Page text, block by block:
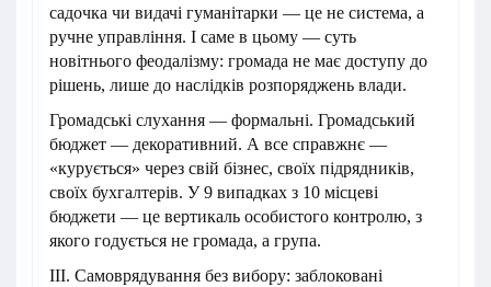
садочка чи видачі гуманітарки — це не система, а
ручне управління. І саме в цьому — суть
новітнього феодалізму: громада не має доступу до
рішень, лише до наслідків розпоряджень влади.
Громадські слухання — формальні. Громадський
бюджет — декоративний. А все справжнє —
«курується» через свій бізнес, своїх підрядників,
своїх бухгалтерів. У 9 випадках з 10 місцеві
бюджети — це вертикаль особистого контролю, з
якого годується не громада, а група.
III. Самоврядування без вибору: заблоковані